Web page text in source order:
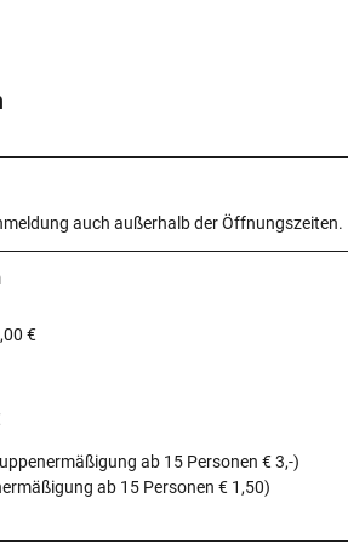
auch außerhalb der Öffnungszeiten.
€
ab 15 Personen € 3,-)
ab 15 Personen € 1,50)